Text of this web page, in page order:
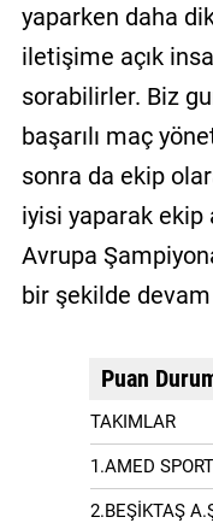
yaparken daha
iletişime açık
sorabilirler. Biz
başarılı maç
sonra da ekip
iyisi yaparak ekip
Avrupa
bir şekilde
Puan
TAKIMLAR
1.AMED
2.BEŞİKTAŞ